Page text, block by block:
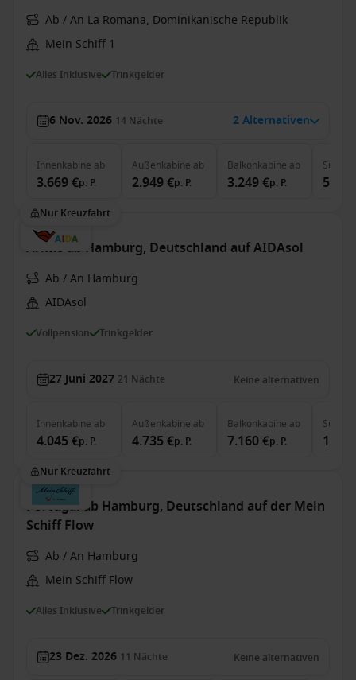
Ab / An La Romana, Dominikanische Republik
Mein Schiff 1
Alles Inklusive Trinkgelder
6 Nov. 2026 14 Nächte 2 Alternativen
Innenkabine ab
3.669 €p. P.
Außenkabine ab
2.949 €p. P.
Balkonkabine ab
3.249 €p. P.
Suite
Nur Kreuzfahrt
Arktis ab Hamburg, Deutschland auf AIDAsol
Ab / An Hamburg
AIDAsol
Vollpension Trinkgelder
27 Juni 2027 21 Nächte Keine alternativen
Innenkabine ab
4.045 €p. P.
Außenkabine ab
4.735 €p. P.
Balkonkabine ab
7.160 €p. P.
Suite
Nur Kreuzfahrt
Portugal ab Hamburg, Deutschland auf der Mein
Schiff Flow
Ab / An Hamburg
Mein Schiff Flow
Alles Inklusive Trinkgelder
23 Dez. 2026 11 Nächte Keine alternativen